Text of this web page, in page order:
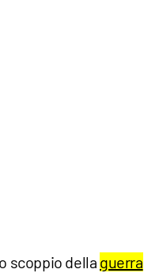
scoppio della guerra